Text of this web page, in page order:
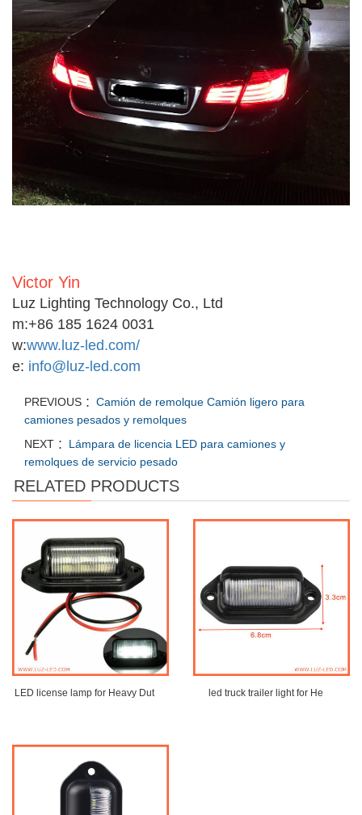
Victor Yin
Luz Lighting Technology Co., Ltd
m:+86 185 1624 0031
w:www.luz-led.com/
e: info@luz-led.com
PREVIOUS ： Camión de remolque Camión ligero para
camiones pesados y remolques
NEXT ： Lámpara de licencia LED para camiones y
remolques de servicio pesado
RELATED PRODUCTS
LED license lamp for Heavy Dut led truck trailer light for He